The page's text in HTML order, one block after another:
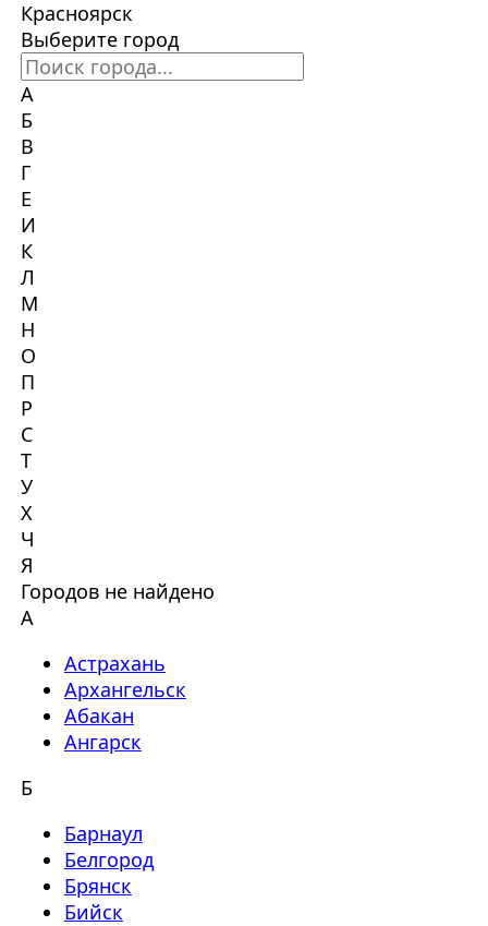
Красноярск
Выберите город
А
Б
В
Г
Е
И
К
Л
М
Н
О
П
Р
С
Т
У
Х
Ч
Я
Городов не найдено
А
Астрахань
Архангельск
Абакан
Ангарск
Б
Барнаул
Белгород
Брянск
Бийск